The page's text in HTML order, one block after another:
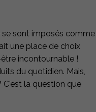
se sont imposés comme
une place de choix
incontournable !
du quotidien. Mais,
la question que